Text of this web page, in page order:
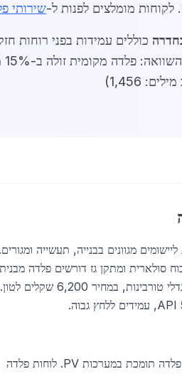
מומלצים לפנות ל-שירותי
ב-2026, דגש על פלדה ממוחזרת, תואמת יעדי אפס פליטות. לקבלת
1,456)
מגוונים בבנייה, תעשייה ומגורים.
כוח סולארית ומתקן גז דורשים פלדה מבנית
כבדה. בבנייה, פרופילים משמשים למגדלי טורבינות, במחיר 6,200 שקלים לטון.
בפרויקט סולארי בחדרה, 2,000 טון פלדה תומכת במערכות PV. לוחות פלדה